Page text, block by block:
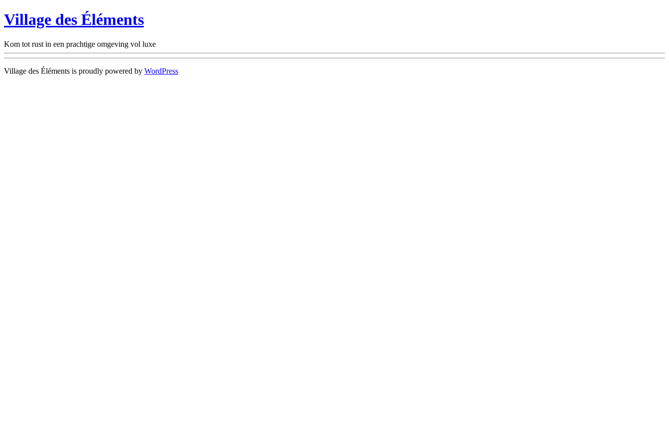
Village des Éléments
Kom tot rust in een prachtige omgeving vol luxe
Village des Éléments is proudly powered by WordPress